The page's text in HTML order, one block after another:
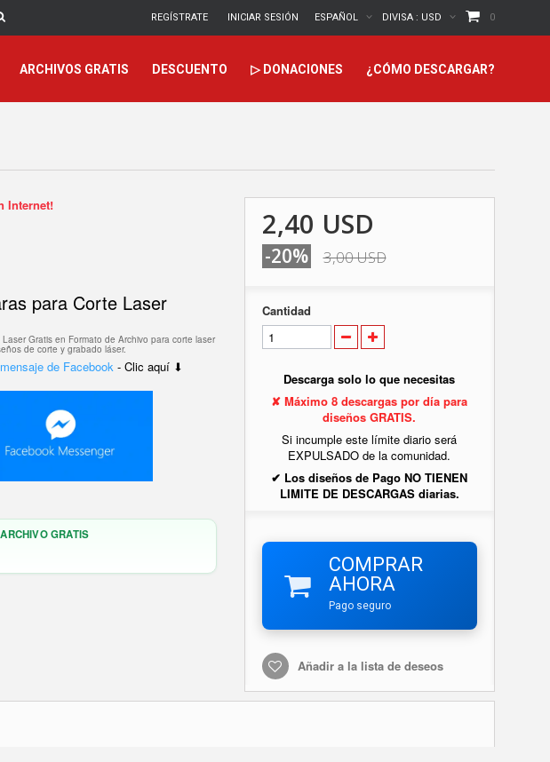
0
DIVISA : USD
ESPAÑOL
INICIAR SESIÓN
REGÍSTRATE
ARCHIVOS GRATIS DESCUENTO ▷ DONACIONES ¿CÓMO DESCARGAR?
Internet!
para Corte Laser
Gratis en Formato de Archivo para corte laser
de corte y grabado láser.
de Facebook - Clic aquí ⬇
GRATIS
2,40 USD
-20% 3,00 USD
Cantidad
Descarga solo lo que necesitas
✘ Máximo 8 descargas por día para
diseños GRATIS.
Si incumple este límite diario será
EXPULSADO de la comunidad.
✔ Los diseños de Pago NO TIENEN
LIMITE DE DESCARGAS diarias.
COMPRAR
AHORA
Pago seguro
Añadir a la lista de deseos